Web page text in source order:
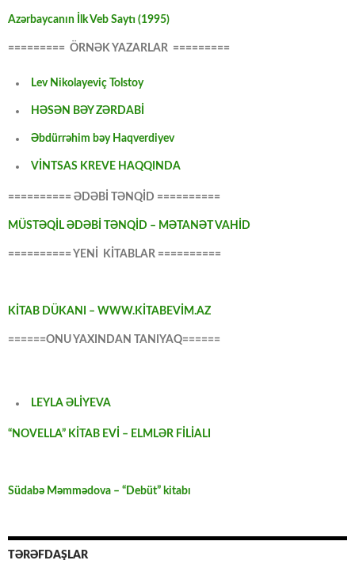
Azərbaycanın İlk Veb Saytı (1995)
========= ÖRNƏK YAZARLAR =========
Lev Nikolayeviç Tolstoy
HƏSƏN BƏY ZƏRDABİ
Əbdürrəhim bəy Haqverdiyev
VİNTSAS KREVE HAQQINDA
========== ƏDƏBİ TƏNQİD ==========
MÜSTƏQİL ƏDƏBİ TƏNQİD – MƏTANƏT VAHİD
========== YENİ KİTABLAR ==========
KİTAB DÜKANI – WWW.KİTABEVİM.AZ
======ONU YAXINDAN TANIYAQ======
LEYLA ƏLİYEVA
“NOVELLA” KİTAB EVİ – ELMLƏR FİLİALI
Südabə Məmmədova – “Debüt” kitabı
TƏRƏFDAŞLAR